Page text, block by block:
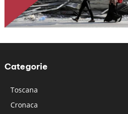
Categorie
Toscana
Cronaca